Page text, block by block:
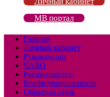
МВ портал
Главная
Личный кабинет
Руководство
ЧАВО
Росимущество
Конфиденциальность
Обратная связь